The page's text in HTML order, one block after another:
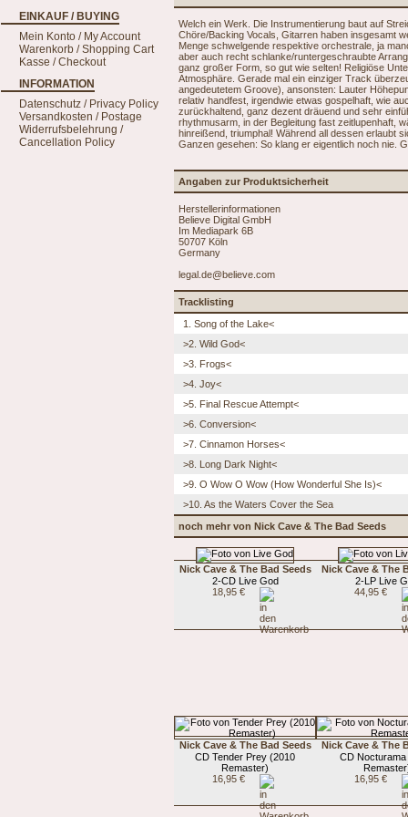
EINKAUF / BUYING
Mein Konto / My Account
Warenkorb / Shopping Cart
Kasse / Checkout
INFORMATION
Datenschutz / Privacy Policy
Versandkosten / Postage
Widerrufsbelehrung /
Cancellation Policy
Welch ein Werk. Die Instrumentierung baut auf
Chöre/Backing Vocals, Gitarren haben insgesamt
Menge schwelgende respektive orchestrale, ja
aber auch recht schlanke/runtergeschraubte
ganz großer Form, so gut wie selten! Religiöse
Atmosphäre. Gerade mal ein einziger Track
angedeutetem Groove), ansonsten: Lauter
relativ handfest, irgendwie etwas gospelhaft, wie
zurückhaltend, ganz dezent dräuend und sehr
rhythmusarm, in der Begleitung fast zeitlupenhaft,
hinreißend, triumphal! Während all dessen erlaubt
Ganzen gesehen: So klang er eigentlich noch nie.
Angaben zur Produktsicherheit
Herstellerinformationen
Believe Digital GmbH
Im Mediapark 6B
50707 Köln
Germany
legal.de@believe.com
Tracklisting
1. Song of the Lake<
>2. Wild God<
>3. Frogs<
>4. Joy<
>5. Final Rescue Attempt<
>6. Conversion<
>7. Cinnamon Horses<
>8. Long Dark Night<
>9. O Wow O Wow (How Wonderful She Is)<
>10. As the Waters Cover the Sea
noch mehr von Nick Cave & The Bad Seeds
Nick Cave & The Bad Seeds
2-CD Live God
18,95 €
Nick Cave & The
2-LP Live
44,95 €
Nick Cave & The Bad Seeds
CD Tender Prey (2010
Remaster)
16,95 €
Nick Cave & The
CD
16,95 €